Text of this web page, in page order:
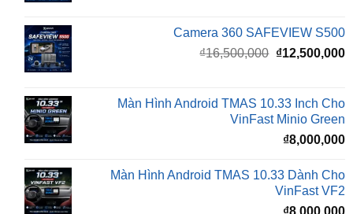
gốc
₫16,500,000.
Màn Hình Android TMAS 10.33 Inch Cho
₫8,000,000
Màn Hình Android TMAS 10.33 Dành Cho
₫8,000,000
Màn hình Cluster Android TMAS T600 Dành